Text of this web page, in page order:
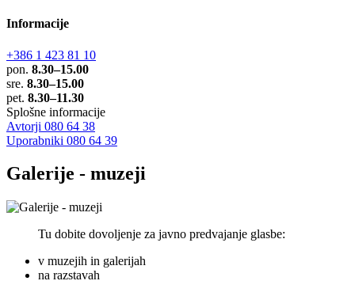
Informacije
+386 1 423 81 10
pon. 8.30–15.00
sre. 8.30–15.00
pet. 8.30–11.30
Splošne informacije
Avtorji 080 64 38
Uporabniki 080 64 39
Galerije - muzeji
Tu dobite dovoljenje za javno predvajanje glasbe:
v muzejih in galerijah
na razstavah